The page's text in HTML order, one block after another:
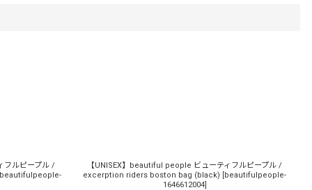
フルピープル /
【UNISEX】beautiful people ビューティフルピープル /
excerption riders boston bag (black) [beautifulpeople-
1646612004]